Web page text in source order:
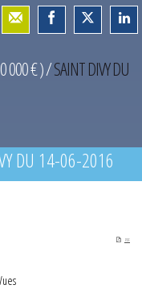
000 € )/SAINT DIVY DU
DU 14-06-2016
PDF